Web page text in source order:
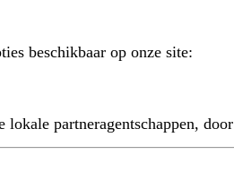
beschikbaar op onze site:
lokale partneragentschappen, door